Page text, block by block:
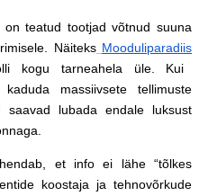
on teatud tootjad võtnud suuna
Näiteks Mooduliparadiis
kogu tarneahela üle. Kui
massiivsete tellimuste
saavad lubada endale luksust
et info ei lähe “tõlkes
koostaja ja tehnovõrkude